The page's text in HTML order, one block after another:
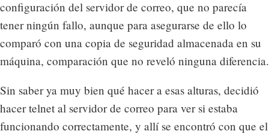
configuración del servidor de correo, que no parecía
tener ningún fallo, aunque para asegurarse de ello lo
comparó con una copia de seguridad almacenada en su
máquina, comparación que no reveló ninguna diferencia.
Sin saber ya muy bien qué hacer a esas alturas, decidió
hacer telnet al servidor de correo para ver si estaba
funcionando correctamente, y allí se encontró con que el